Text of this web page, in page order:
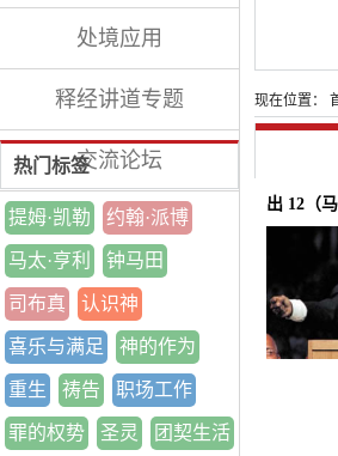
处境应用
释经讲道专题
交流论坛
热门标签
提姆·凯勒 约翰·派博
马太·亨利 钟马田
司布真 认识神
喜乐与满足 神的作为
重生 祷告 职场工作
罪的权势 圣灵 团契生活
现在位置：
出 12（马